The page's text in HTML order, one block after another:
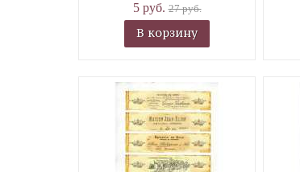
5 руб.27 руб.
В корзину